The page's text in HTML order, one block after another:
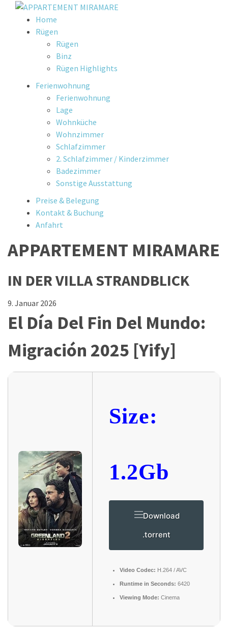
Skip
Home
Rügen
Rügen
Binz
Rügen Highlights
Ferienwohnung
Ferienwohnung
Lage
Wohnküche
Wohnzimmer
Schlafzimmer
2. Schlafzimmer / Kinderzimmer
Badezimmer
Sonstige Ausstattung
Preise & Belegung
Kontakt & Buchung
Anfahrt
APPARTEMENT MIRAMARE
IN DER VILLA STRANDBLICK
9. Januar 2026
El Día Del Fin Del Mundo:
Migración 2025 [Yify]
Size:
1.2Gb
Download
.torrent
Video Codec: H.264 / AVC
Runtime in Seconds: 6420
Viewing Mode: Cinema